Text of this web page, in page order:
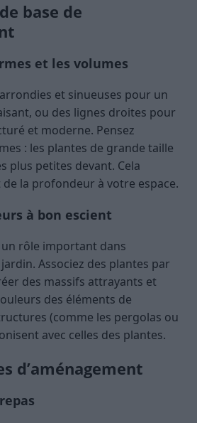
base de
et les volumes
et sinueuses pour un
ou des lignes droites pour
et moderne. Pensez
: les plantes de grande taille
plus petites devant. Cela
la profondeur à votre espace​.
à bon escient
rôle important dans
Associez des plantes par
des massifs attrayants et
des éléments de
(comme les pergolas ou
avec celles des plantes​.
d’aménagement